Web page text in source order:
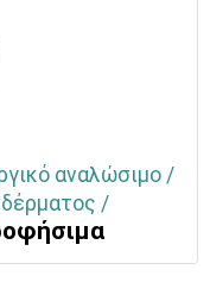
αναλώσιμο /
/